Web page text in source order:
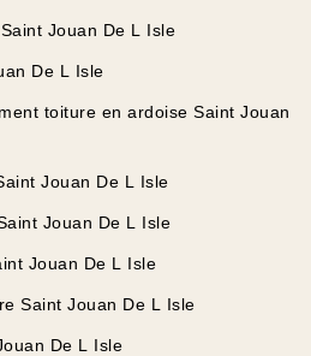
Jouan De L Isle
De L Isle
toiture en ardoise Saint Jouan
Jouan De L Isle
Jouan De L Isle
Jouan De L Isle
Saint Jouan De L Isle
De L Isle